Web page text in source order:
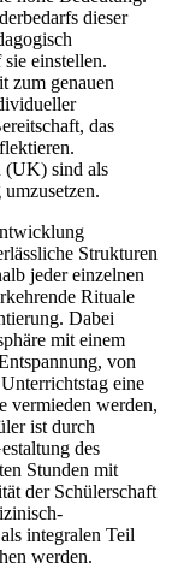
dieser
einstellen.
zum genauen
das
(UK) sind als
Strukturen
jeder einzelnen
Rituale
Dabei
mit einem
von
eine
vermieden werden,
ist durch
des
Stunden mit
der Schülerschaft
integralen Teil
werden.